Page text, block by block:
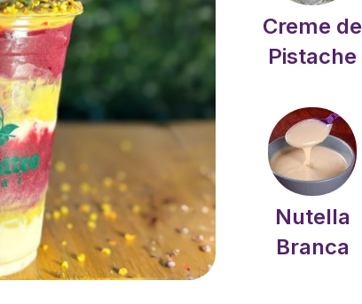
Creme de
Pistache
Nutella
Branca